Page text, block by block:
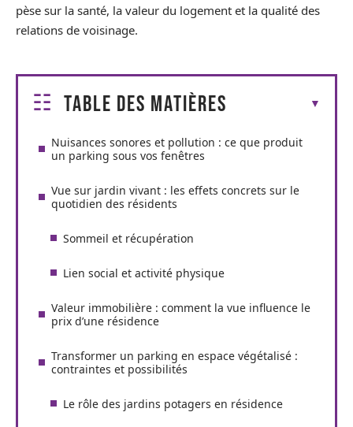
pèse sur la santé, la valeur du logement et la qualité des
relations de voisinage.
Table des matières
Nuisances sonores et pollution : ce que produit
un parking sous vos fenêtres
Vue sur jardin vivant : les effets concrets sur le
quotidien des résidents
Sommeil et récupération
Lien social et activité physique
Valeur immobilière : comment la vue influence le
prix d’une résidence
Transformer un parking en espace végétalisé :
contraintes et possibilités
Le rôle des jardins potagers en résidence